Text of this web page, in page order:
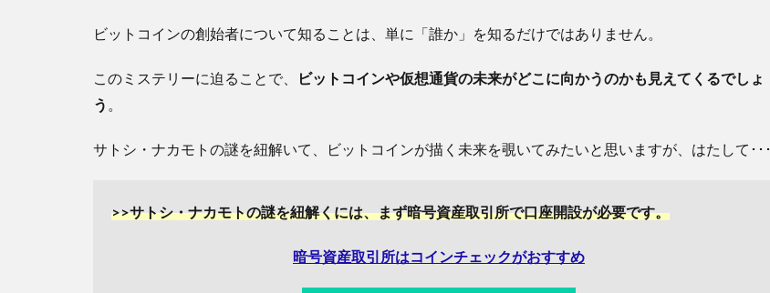
ビットコインの創始者について知ることは、単に「誰か」を知るだけではありません。
このミステリーに迫ることで、
ビットコインや仮想通貨の未来がどこに向かうのかも見えてくるでしょ
う
サトシ・ナカモトの謎を紐解いて、ビットコインが描く未来を覗いてみたいと思いますが、はたして･･･
>>サトシ・ナカモトの謎を紐解くには、まず暗号資産取引所で口座開設が必要です。
暗号資産取引所はコインチェックがおすすめ